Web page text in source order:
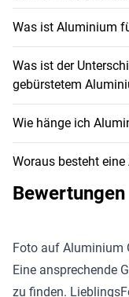
Was ist Aluminium
Was ist der
gebürstetem
Wie hänge ich
Woraus besteht
Bewertungen
Foto auf Aluminium
Eine ansprechende
zu finden.